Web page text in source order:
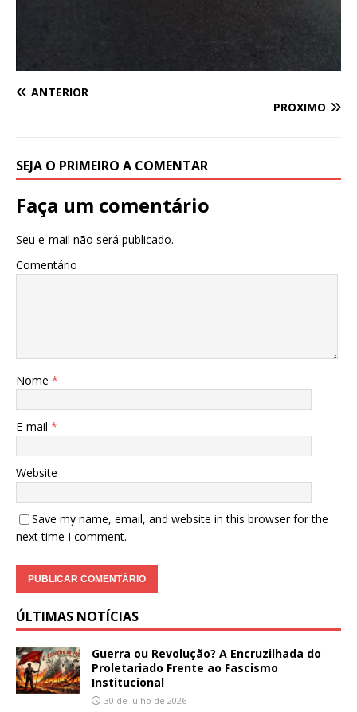
ANTERIOR
PRÓXIMO
SEJA O PRIMEIRO A COMENTAR
Faça um comentário
Seu e-mail não será publicado.
Comentário
Nome *
E-mail *
Website
Save my name, email, and website in this browser for the
next time I comment.
ÚLTIMAS NOTÍCIAS
Guerra ou Revolução? A Encruzilhada do
Proletariado Frente ao Fascismo
Institucional
30 de julho de 2026